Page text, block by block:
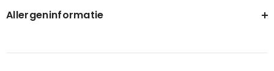
Allergeninformatie